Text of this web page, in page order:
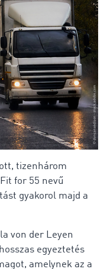
tizenhárom
for 55 nevű
gyakorol majd a
von der Leyen
egyeztetés
amelynek az a